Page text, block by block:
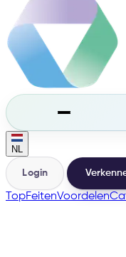
NL
Login
TopFeitenVoordelen